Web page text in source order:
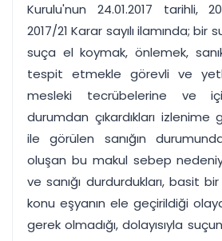
Kurulu'nun 24.01.2017 tarihli,
2017/21 Karar sayılı ilamında; bir
suça el koymak, önlemek,
tespit etmekle görevli ve
mesleki tecrübelerine ve
durumdan çıkardıkları
ile görülen sanığın
oluşan bu makul sebep
ve sanığı durdurdukları, basit
konu eşyanın ele geçirildiği
gerek olmadığı, dolayısıyla